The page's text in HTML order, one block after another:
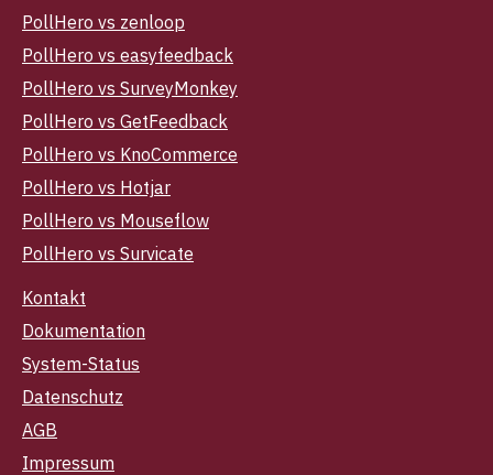
PollHero vs zenloop
PollHero vs easyfeedback
PollHero vs SurveyMonkey
PollHero vs GetFeedback
PollHero vs KnoCommerce
PollHero vs Hotjar
PollHero vs Mouseflow
PollHero vs Survicate
Kontakt
Dokumentation
System-Status
Datenschutz
AGB
Impressum